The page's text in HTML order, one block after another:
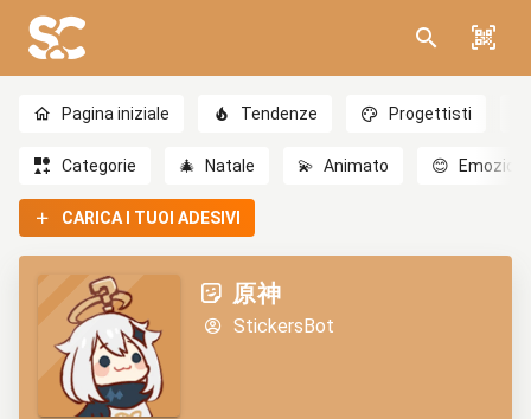
Pagina iniziale Tendenze Progettisti
Categorie 🎄 Natale 💫 Animato 😊 Emozioni
CARICA I TUOI ADESIVI
原神
StickersBot